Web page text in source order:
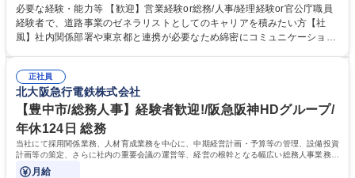
制度やキャリア支援が充実しております！ ※下記業務詳細 【業務詳細】■
管理部門：広報、人事、経理など当公社の運営に係る管理業務 ■収益部
門：駐車場の新規開拓、管理運営、新宿駅西口広場の「イベントコーナ
道路施設や道路工事現場の見学ツアー事業 ※入社後は上記いずれかの部門
へ配属。※業務内容変更の範囲：会社の定める業務 募集職種 【都庁グル
ープ】総合職（事務）◇残業月平均9時間未満／有給年平均16日取得
必要な経験・能力等 【歓迎】営業経験or総務/人事/経理経験or官公庁職員
経験者で、道路事業のゼネラリストとしてのキャリアを積みたい方【社
風】社内関係部署や東京都と連携が必要なため綿密にコミュニケーション
部門など多岐に渡る業務を経験できます。 ■様々なプロジェクト：駐車場
事業の他、新宿駅西口広場内に設置された照明を兼ねた広告「ブライトサ
イン」の管理運営を行うなど、事業収益を生み出す活動を積極的に行って
います。 学歴・資格 学歴：大学院 大学 高専 短大 専修学校 高校 語学力：
資格：
正社員
北大阪急行電鉄株式会社
【豊中市/総務人事】経験者歓迎!/阪急阪神HDグループ/
年休124日 総務
当社にて採用関係業務、人材育成業務を中心に、中期経営計画・予算等の管理、設備投資
計画等の策定、さらに社内の重要会議の運営等、経営の根幹となる幅広い総務人事業務全
般を担当していただきます。
月給